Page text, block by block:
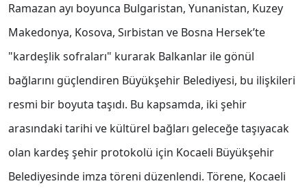
Ramazan ayı boyunca Bulgaristan, Yunanistan, Kuzey
Makedonya, Kosova, Sırbistan ve Bosna Hersek’te
"kardeşlik sofraları" kurarak Balkanlar ile gönül
bağlarını güçlendiren Büyükşehir Belediyesi, bu ilişkileri
resmi bir boyuta taşıdı. Bu kapsamda, iki şehir
arasındaki tarihi ve kültürel bağları geleceğe taşıyacak
olan kardeş şehir protokolü için Kocaeli Büyükşehir
Belediyesinde imza töreni düzenlendi. Törene, Kocaeli